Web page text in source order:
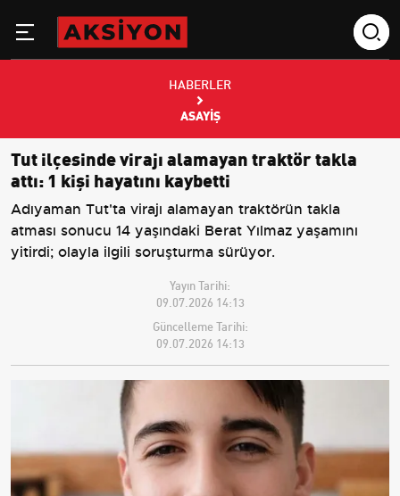
HABERLER
ASAYIŞ
Tut ilçesinde virajı alamayan traktör takla
attı: 1 kişi hayatını kaybetti
Adıyaman Tut'ta virajı alamayan traktörün takla
atması sonucu 14 yaşındaki Berat Yılmaz yaşamını
yitirdi; olayla ilgili soruşturma sürüyor.
Yayın Tarihi:
09.07.2026 14:13
Güncelleme Tarihi:
09.07.2026 14:13